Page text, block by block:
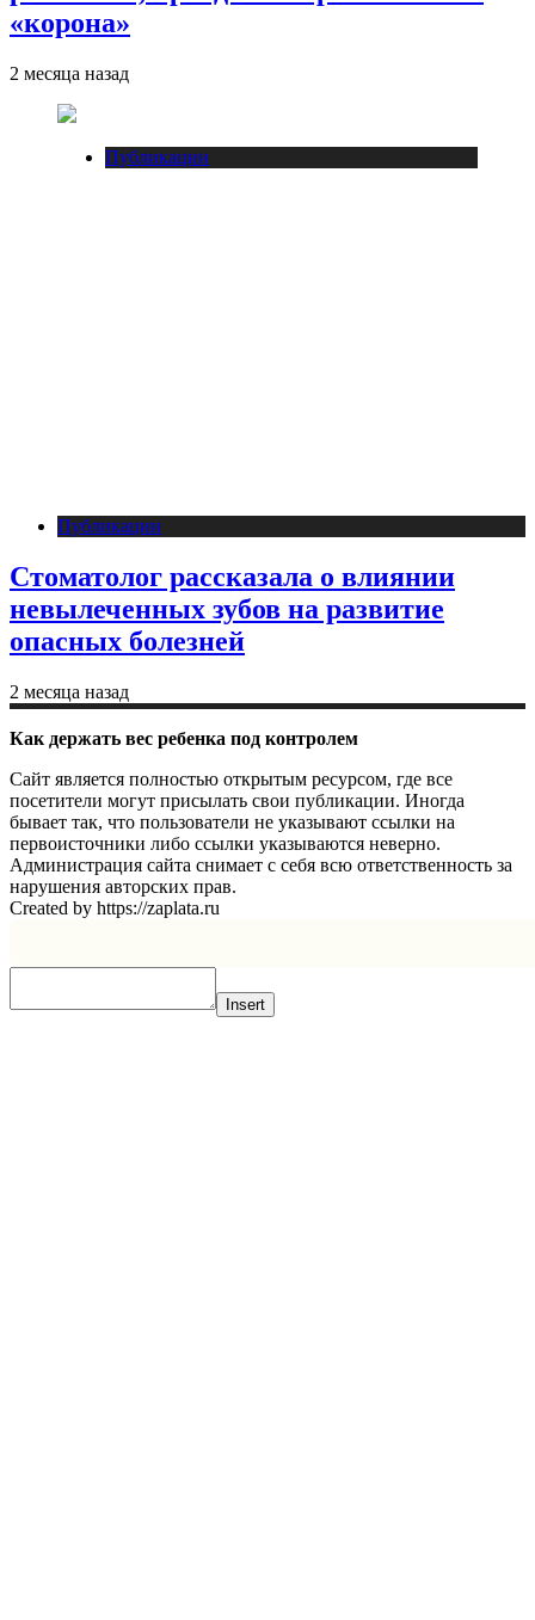
«корона»
2 месяца назад
Публикации
Публикации
Стоматолог рассказала о влиянии
невылеченных зубов на развитие
опасных болезней
2 месяца назад
Как держать вес ребенка под контролем
Сайт является полностью открытым ресурсом, где все
посетители могут присылать свои публикации. Иногда
бывает так, что пользователи не указывают ссылки на
первоисточники либо ссылки указываются неверно.
Администрация сайта снимает с себя всю ответственность за
нарушения авторских прав.
Created by https://zaplata.ru
Insert